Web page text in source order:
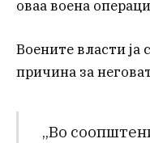
оваа воена
Воените власти ја
причина за
„Во